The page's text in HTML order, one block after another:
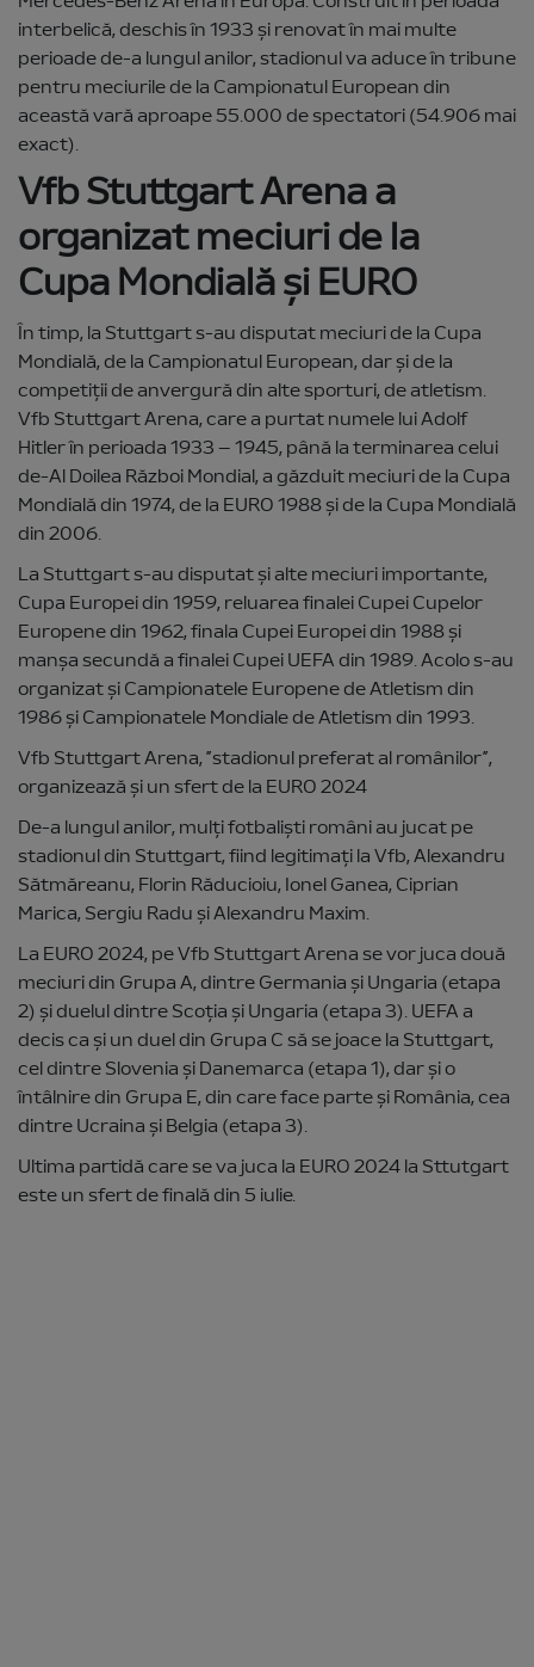
interbelică, deschis în 1933 și renovat în mai multe
perioade de-a lungul anilor, stadionul va aduce în tribune
pentru meciurile de la Campionatul European din
această vară aproape 55.000 de spectatori (54.906 mai
exact).
Vfb Stuttgart Arena a
organizat meciuri de la
Cupa Mondială și EURO
În timp, la Stuttgart s-au disputat meciuri de la Cupa
Mondială, de la Campionatul European, dar și de la
competiții de anvergură din alte sporturi, de atletism.
Vfb Stuttgart Arena, care a purtat numele lui Adolf
Hitler în perioada 1933 – 1945, până la terminarea celui
de-Al Doilea Război Mondial, a găzduit meciuri de la Cupa
Mondială din 1974, de la EURO 1988 și de la Cupa Mondială
din 2006.
La Stuttgart s-au disputat și alte meciuri importante,
Cupa Europei din 1959, reluarea finalei Cupei Cupelor
Europene din 1962, finala Cupei Europei din 1988 și
manșa secundă a finalei Cupei UEFA din 1989. Acolo s-au
organizat și Campionatele Europene de Atletism din
1986 și Campionatele Mondiale de Atletism din 1993.
Vfb Stuttgart Arena, ”stadionul preferat al românilor”,
organizează și un sfert de la EURO 2024
De-a lungul anilor, mulți fotbaliști români au jucat pe
stadionul din Stuttgart, fiind legitimați la Vfb, Alexandru
Sătmăreanu, Florin Răducioiu, Ionel Ganea, Ciprian
Marica, Sergiu Radu și Alexandru Maxim.
La EURO 2024, pe Vfb Stuttgart Arena se vor juca două
meciuri din Grupa A, dintre Germania și Ungaria (etapa
2) și duelul dintre Scoția și Ungaria (etapa 3). UEFA a
decis ca și un duel din Grupa C să se joace la Stuttgart,
cel dintre Slovenia și Danemarca (etapa 1), dar și o
întâlnire din Grupa E, din care face parte și România, cea
dintre Ucraina și Belgia (etapa 3).
Ultima partidă care se va juca la EURO 2024 la Sttutgart
este un sfert de finală din 5 iulie.